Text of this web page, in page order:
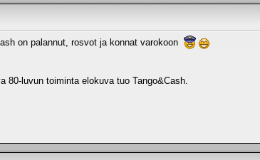
on palannut, rosvot ja konnat varokoon
80-luvun toiminta elokuva tuo Tango&Cash.